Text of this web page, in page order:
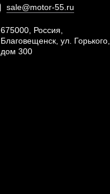
sale@motor-55.ru
675000, Россия,
Благовещенск, ул. Горького,
дом 300